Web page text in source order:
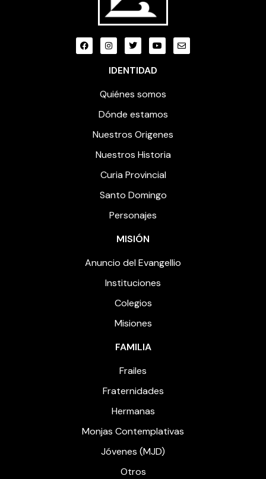
IDENTIDAD
Quiénes somos
Dónde estamos
Nuestros Origenes
Nuestros Historia
Curia Provincial
Santo Domingo
Personajes
MISIÓN
Anuncio del Evangellio
Instituciones
Colegios
Misiones
FAMILIA
Frailes
Fraternidades
Hermanas
Monjas Contemplativas
Jóvenes (MJD)
Otros